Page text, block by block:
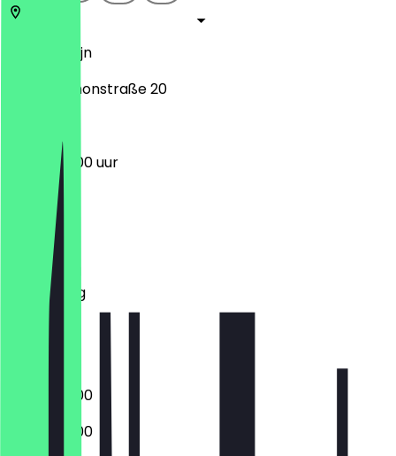
Berlijn
Melanchthonstraße 20
06:30 - 18:00 uur
Maandag
Dinsdag
Woensdag
Donderdag
Vrijdag
Zaterdag
06:30 - 18:00
06:30 - 18:00